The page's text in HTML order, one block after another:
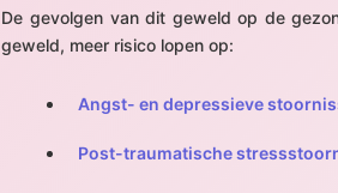
De gevolgen van dit geweld op de
geweld, meer risico lopen op:
Angst- en depressieve
Post-traumatische